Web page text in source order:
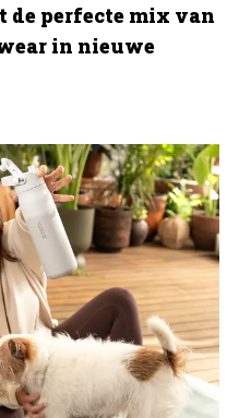
de perfecte mix van
in nieuwe